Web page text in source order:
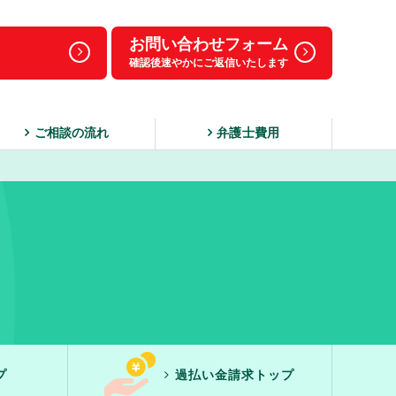
お問い合わせフォーム
確認後速やかにご返信いたします
ご相談の流れ 弁護士費用
過払い金請求トップ